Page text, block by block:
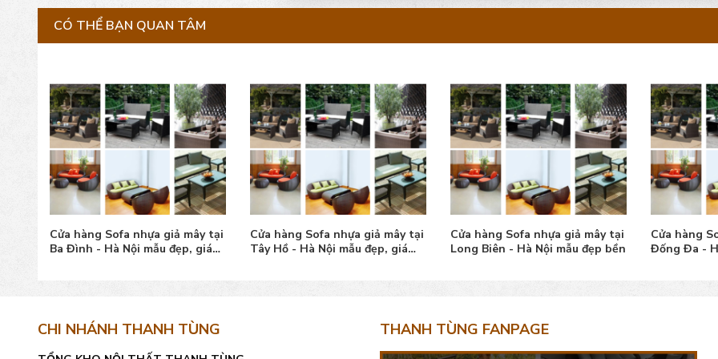
CÓ THỂ BẠN QUAN TÂM
Cửa hàng Sofa nhựa giả mây tại
Ba Đình - Hà Nội mẫu đẹp, giá
Cửa hàng Sofa nhựa giả mây tại
Tây Hồ - Hà Nội mẫu đẹp, giá
Cửa hàng Sofa nhựa giả mây tại
Long Biên - Hà Nội mẫu đẹp bền
Cửa hàng
Đống Đa -
CHI NHÁNH THANH TÙNG THANH TÙNG FANPAGE